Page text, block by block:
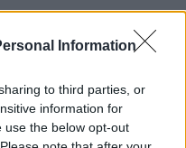
Information
to third parties, or
information for
use the below opt-out
su